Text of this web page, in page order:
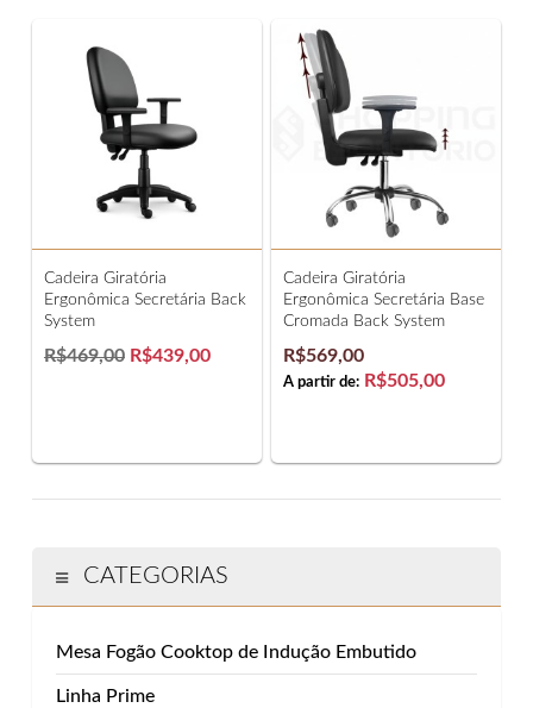
Cadeira Giratória
Ergonômica Secretária Back
System
R$469,00 R$439,00
Cadeira Giratória
Ergonômica Secretária Base
Cromada Back System
R$569,00
A partir de: R$505,00
CATEGORIAS
Mesa Fogão Cooktop de Indução Embutido
Linha Prime